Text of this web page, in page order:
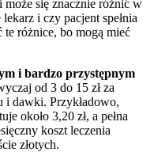
się znacznie różnić w
i czy pacjent spełnia
różnice, bo mogą mieć
i bardzo przystępnym
od 3 do 15 zł za
i dawki. Przykładowo,
około 3,20 zł, a pełna
koszt leczenia
złotych.